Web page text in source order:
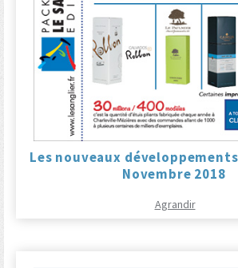
Les nouveaux
Novembre 2018
Agrandir